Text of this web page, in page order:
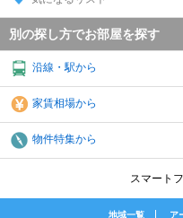
別の探し方でお部屋を探す
沿線・駅から
家賃相場から
物件特集から
スマート
地域一覧 ア